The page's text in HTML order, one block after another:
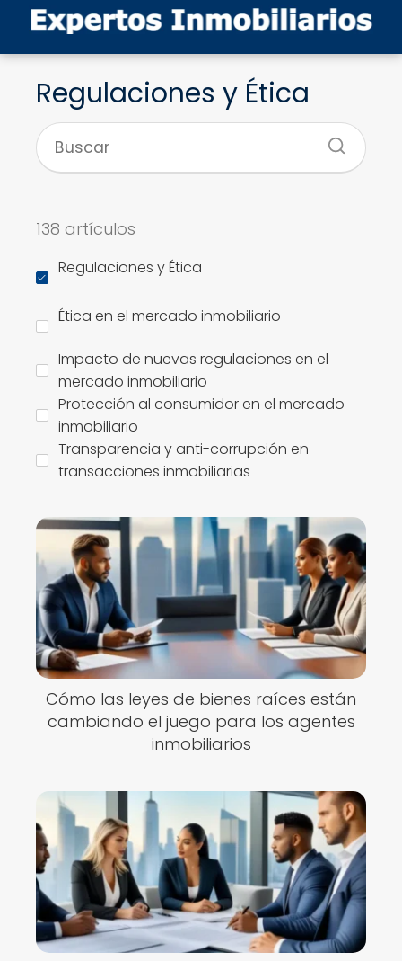
Regulaciones y Ética
138 artículos
Regulaciones y Ética
Ética en el mercado inmobiliario
Impacto de nuevas regulaciones en el
mercado inmobiliario
Protección al consumidor en el mercado
inmobiliario
Transparencia y anti-corrupción en
transacciones inmobiliarias
Cómo las leyes de bienes raíces están
cambiando el juego para los agentes
inmobiliarios